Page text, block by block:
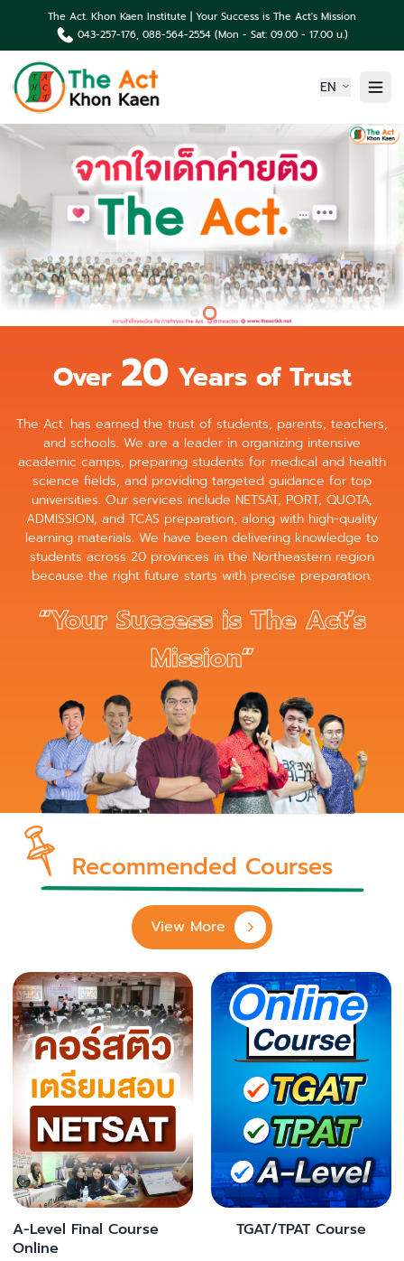
The Act. Khon Kaen Institute | Your Success is The Act's Mission
043-257-176, 088-564-2554 (Mon - Sat: 09.00 - 17.00 น.)
EN
Home
About us
Article About Company
Portfolio Student
Products
News & Events
Contact us
Over 20 Years of Trust
The Act. has earned the trust of students, parents, teachers,
and schools. We are a leader in organizing intensive
academic camps, preparing students for medical and health
science fields, and providing targeted guidance for top
universities. Our services include NETSAT, PORT, QUOTA,
ADMISSION, and TCAS preparation, along with high-quality
learning materials. We have been delivering knowledge to
students across 20 provinces in the Northeastern region
because the right future starts with precise preparation.
“Your Success is The Act’s
Mission”
Recommended Courses
View More
A-Level Final Course
Online
TGAT/TPAT Course